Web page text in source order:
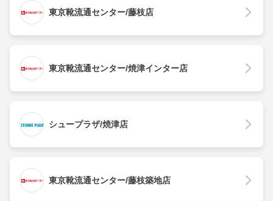
東京靴流通センター/藤枝店
東京靴流通センター/焼津インター店
シュープラザ/焼津店
東京靴流通センター/藤枝築地店